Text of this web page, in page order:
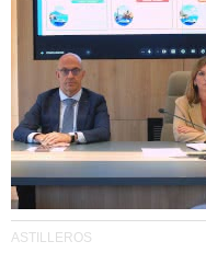
ASTILLEROS